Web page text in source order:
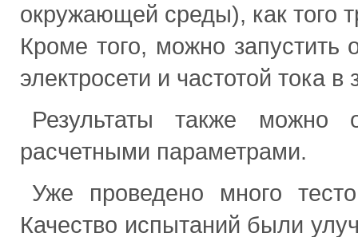
окружающей среды), как того
Кроме того, можно запустить
электросети и частотой тока
Результаты также можно
расчетными параметрами.
Уже проведено много
Качество испытаний были